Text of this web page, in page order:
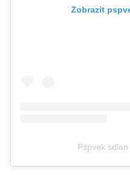
Zobrazit
Pspvek